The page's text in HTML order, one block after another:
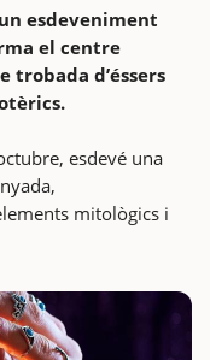
esdeveniment
el centre
d’éssers
esdevé una
mitològics i